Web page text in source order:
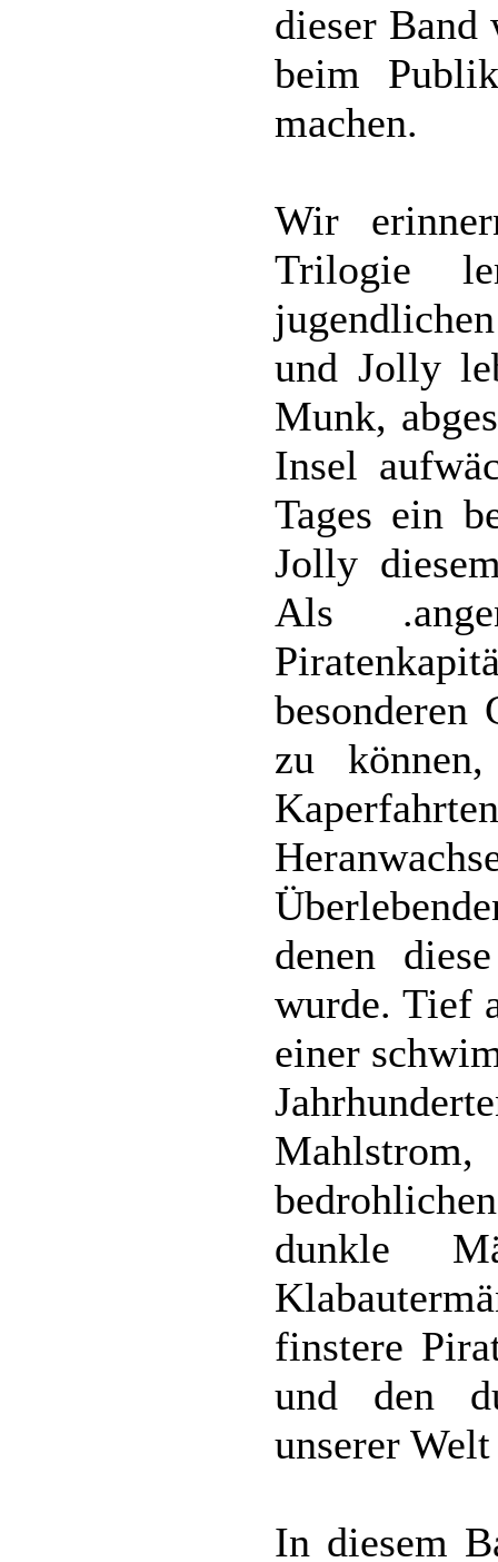
dieser
beim
machen.
Wir
Trilogie
und Jolly
Munk,
Insel
Tages ein
Jolly
Als
besonderen
zu
denen
wurde. Tief
einer
dunkle
finstere
und den
unserer
In diesem